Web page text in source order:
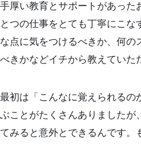
手厚い教育とサポートがあった
とつの仕事をとても丁寧にこな
な点に気をつけるべきか、何の
べきかなどイチから教えていた
最初は「こんなに覚えられるの
ぶことがたくさんありましたが
てみると意外とできるんです。